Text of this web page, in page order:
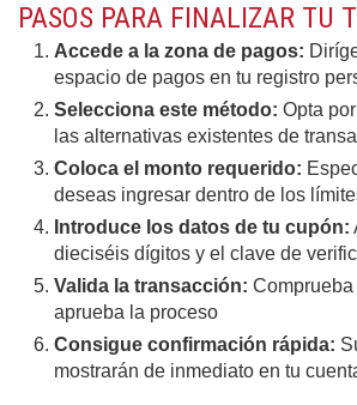
PASOS PARA FINALIZAR TU
Accede a la zona de pagos:
espacio de pagos en tu registro
Selecciona este método: Opta
las alternativas existentes de
Coloca el monto requerido:
deseas ingresar dentro de los
Introduce los datos de tu cupón:
dieciséis dígitos y el clave de
Valida la transacción:
aprueba la proceso
Consigue confirmación rápida:
mostrarán de inmediato en tu